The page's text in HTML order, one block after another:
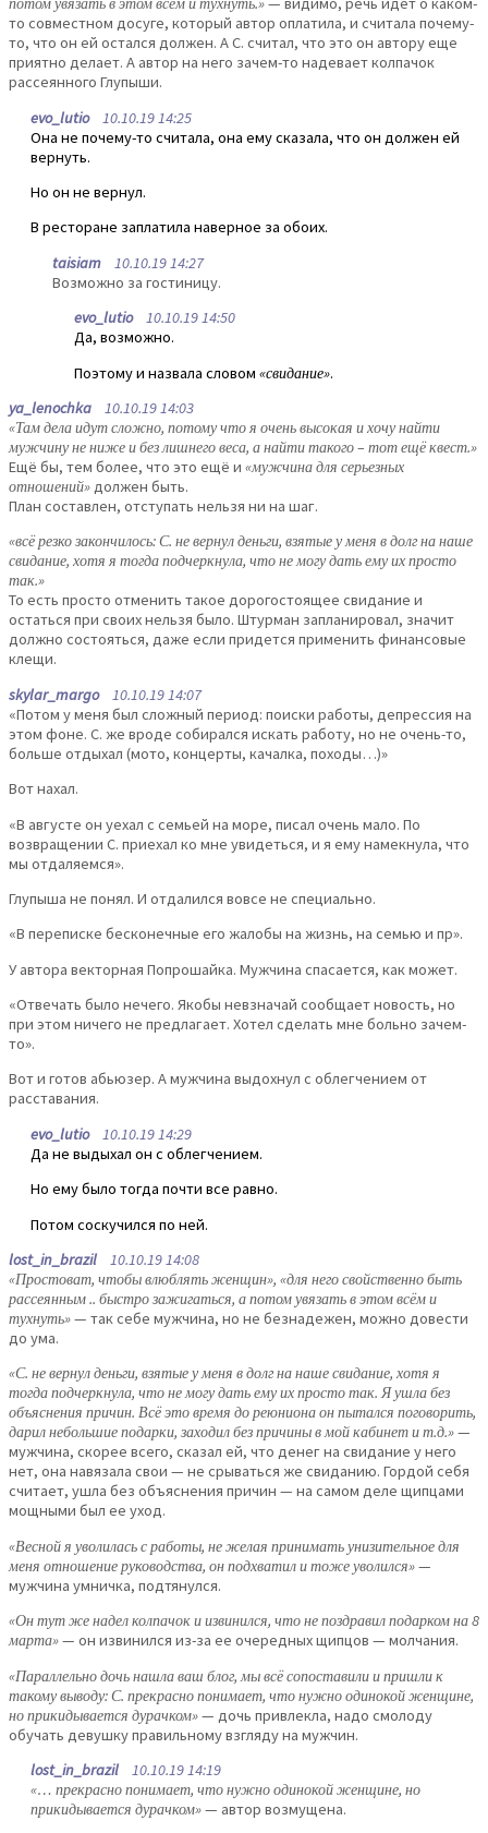
то совместном досуге, который автор оплатила, и считала почему-
то, что он ей остался должен. А С. считал, что это он автору еще
приятно делает. А автор на него зачем-то надевает колпачок
рассеянного Глупыши.
evo_lutio10.10.19 14:25
Она не почему-то считала, она ему сказала, что он должен ей
вернуть.
Но он не вернул.
В ресторане заплатила наверное за обоих.
taisiam 10.10.19 14:27
Возможно за гостиницу.
evo_lutio10.10.19 14:50
Да, возможно.
Поэтому и назвала словом «свидание».
ya_lenochka 10.10.19 14:03
«Там дела идут сложно, потому что я очень высокая и хочу найти
мужчину не ниже и без лишнего веса, а найти такого – тот ещё квест.»
Ещё бы, тем более, что это ещё и «мужчина для серьезных
отношений»должен быть.
План составлен, отступать нельзя ни на шаг.
«всё резко закончилось: С. не вернул деньги, взятые у меня в долг на наше
свидание, хотя я тогда подчеркнула, что не могу дать ему их просто
так.»
То есть просто отменить такое дорогостоящее свидание и
остаться при своих нельзя было. Штурман запланировал, значит
должно состояться, даже если придется применить финансовые
клещи.
skylar_margo10.10.19 14:07
«Потом у меня был сложный период: поиски работы, депрессия на
этом фоне. С. же вроде собирался искать работу, но не очень-то,
больше отдыхал (мото, концерты, качалка, походы…)»
Вот нахал.
«В августе он уехал с семьей на море, писал очень мало. По
возвращении С. приехал ко мне увидеться, и я ему намекнула, что
мы отдаляемся».
Глупыша не понял. И отдалился вовсе не специально.
«В переписке бесконечные его жалобы на жизнь, на семью и пр».
У автора векторная Попрошайка. Мужчина спасается, как может.
«Отвечать было нечего. Якобы невзначай сообщает новость, но
при этом ничего не предлагает. Хотел сделать мне больно зачем-
то».
Вот и готов абьюзер. А мужчина выдохнул с облегчением от
расставания.
evo_lutio10.10.19 14:29
Да не выдыхал он с облегчением.
Но ему было тогда почти все равно.
Потом соскучился по ней.
lost_in_brazil 10.10.19 14:08
«Простоват, чтобы влюблять женщин», «для него свойственно быть
рассеянным .. быстро зажигаться, а потом увязать в этом всём и
тухнуть»— так себе мужчина, но не безнадежен, можно довести
до ума.
«С. не вернул деньги, взятые у меня в долг на наше свидание, хотя я
тогда подчеркнула, что не могу дать ему их просто так. Я ушла без
объяснения причин. Всё это время до реюниона он пытался поговорить,
дарил небольшие подарки, заходил без причины в мой кабинет и т.д.»—
мужчина, скорее всего, сказал ей, что денег на свидание у него
нет, она навязала свои — не срываться же свиданию. Гордой себя
считает, ушла без объяснения причин — на самом деле щипцами
мощными был ее уход.
«Весной я уволилась с работы, не желая принимать унизительное для
меня отношение руководства, он подхватил и тоже уволился»—
мужчина умничка, подтянулся.
«Он тут же надел колпачок и извинился, что не поздравил подарком на 8
марта»— он извинился из-за ее очередных щипцов — молчания.
«Параллельно дочь нашла ваш блог, мы всё сопоставили и пришли к
такому выводу: С. прекрасно понимает, что нужно одинокой женщине,
но прикидывается дурачком»— дочь привлекла, надо смолоду
обучать девушку правильному взгляду на мужчин.
lost_in_brazil 10.10.19 14:19
«… прекрасно понимает, что нужно одинокой женщине, но
прикидывается дурачком»— автор возмущена.